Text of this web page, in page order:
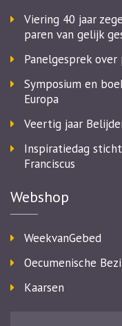
Viering 40 jaar
paren van gelijk
Panelgesprek
Symposium en
Europa
Veertig jaar
Inspiratiedag
Franciscus
Webshop
WeekvanGebed
Oecumenische
Kaarsen